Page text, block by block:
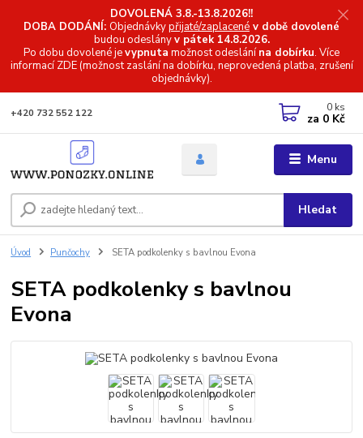
DOVOLENÁ 3.8.-13.8.2026!!
DOBA DODÁNÍ: Objednávkypřijaté/zaplacené v době dovolené
budou odeslányv pátek 14.8.2026.
Po dobu dovolené jevypnuta možnost odeslánína dobírku. Více
informacíZDE (možnost zaslání na dobírku, neprovedená platba, zrušení
objednávky).
Menu
Hledat
+420 732 552 122 0 ks
za 0 Kč
Úvod Punčochy SETA podkolenky s bavlnou Evona
SETA podkolenky s bavlnou
Evona